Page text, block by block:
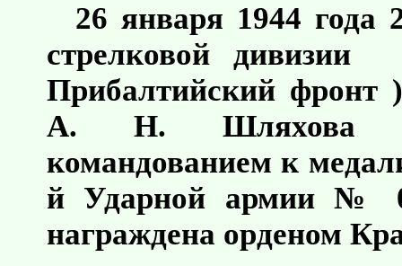
26 января 1944 года
стрелковой
Прибалтийский
А. Н. Шляхова
командованием к
й Ударной армии №
награждена орденом